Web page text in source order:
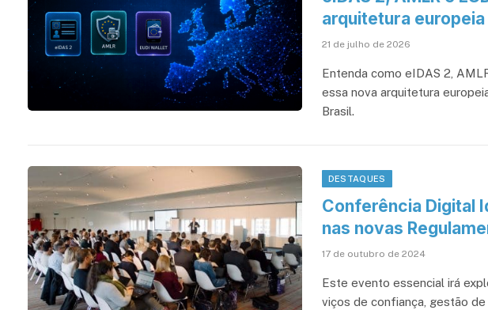
arquitetura
21 de julho de 2026
Entenda como eIDAS 2,
essa nova arquitetura
Brasil.
DESTAQUES
Conferência Digital
nas novas
17 de outubro de 2024
Este evento essencial irá
viços de confiança, gestão